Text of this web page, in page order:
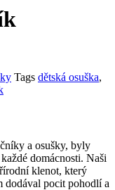
Tags dětská osuška,
a osušky, byly
domácnosti. Naši
klenot, který
dodával pocit pohodlí a